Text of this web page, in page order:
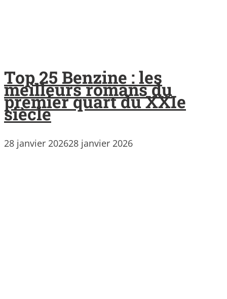
Top 25 Benzine : les
meilleurs romans du
premier quart du XXIe
siècle
28 janvier 202628 janvier 2026